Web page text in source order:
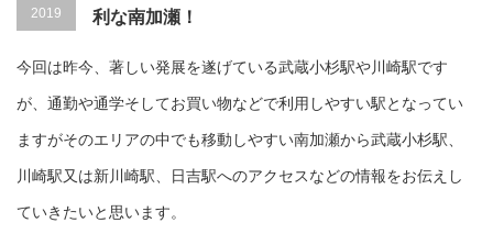
2019
利な南加瀬！
今回は昨今、著しい発展を遂げている武蔵小杉駅や川崎駅です
が、通勤や通学そしてお買い物などで利用しやすい駅となってい
ますがそのエリアの中でも移動しやすい南加瀬から武蔵小杉駅、
川崎駅又は新川崎駅、日吉駅へのアクセスなどの情報をお伝えし
ていきたいと思います。